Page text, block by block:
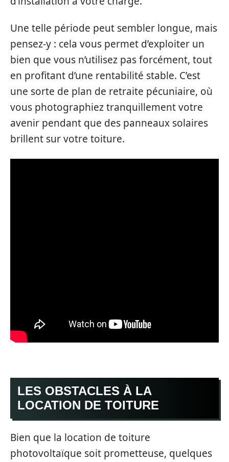
Une telle période peut sembler longue, mais
pensez-y : cela vous permet d’exploiter un
bien que vous n’utilisez pas forcément, tout
en profitant d’une rentabilité stable. C’est
une sorte de plan de retraite pécuniaire, où
vous photographiez tranquillement votre
avenir pendant que des panneaux solaires
brillent sur votre toiture.
LES OBSTACLES À LA
LOCATION DE TOITURE
Bien que la location de toiture
photovoltaïque soit prometteuse, quelques